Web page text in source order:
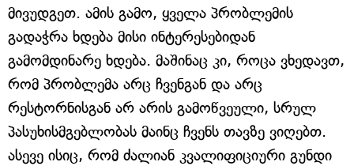
მივუდგეთ. ამის გამო, ყველა პრობლემის
გადაჭრა ხდება მისი ინტერესებიდან
გამომდინარე ხდება. მაშინაც კი, როცა ვხედავთ,
რომ პრობლემა არც ჩვენგან და არც
რესტორნისგან არ არის გამოწვეული, სრულ
პასუხისმგებლობას მაინც ჩვენს თავზე ვიღებთ.
ასევე ისიც, რომ ძალიან კვალიფიციური გუნდი